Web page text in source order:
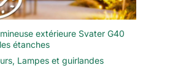
extérieure Svater G40
étanches
, Lampes et guirlandes